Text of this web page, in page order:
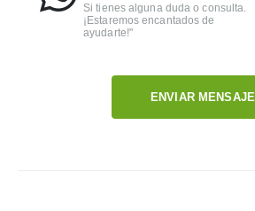
Si tienes alguna duda o consulta.
¡Estaremos encantados de
ayudarte!"
ENVIAR MENSAJE